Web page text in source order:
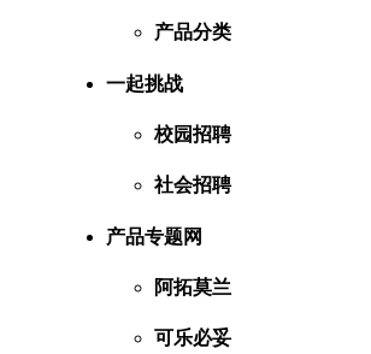
产品分类
一起挑战
校园招聘
社会招聘
产品专题网
阿拓莫兰
可乐必妥